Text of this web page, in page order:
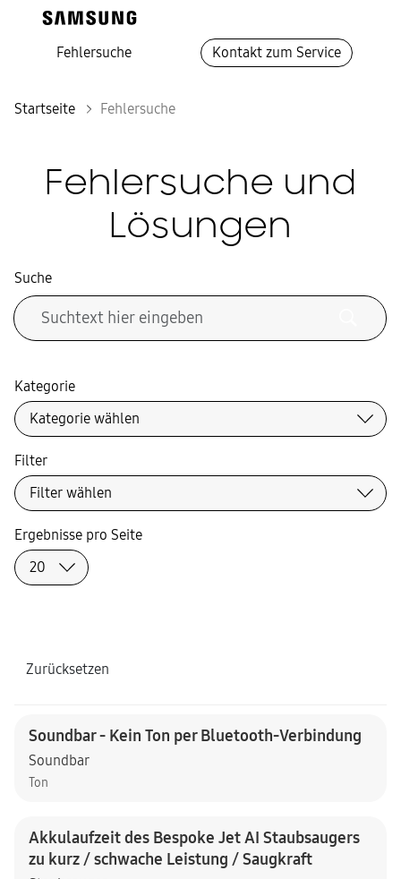
Fehlersuche Kontakt zum Service
Startseite Fehlersuche
Fehlersuche und
Lösungen
Suche
Kategorie
Filter
Zurücksetzen
Ergebnisse pro Seite
Soundbar - Kein Ton per Bluetooth-Verbindung
Soundbar
Ton
Akkulaufzeit des Bespoke Jet AI Staubsaugers
zu kurz / schwache Leistung / Saugkraft